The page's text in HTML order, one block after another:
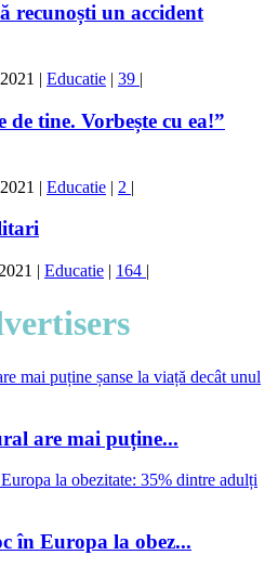
recunoști un accident
| Educatie | 39 |
tine. Vorbește cu ea!”
| Educatie | 2 |
| Educatie | 164 |
are mai puține...
în Europa la obez...